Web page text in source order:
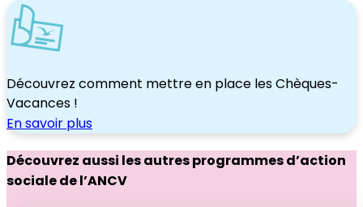
Découvrez comment mettre en place lesChèques-
Vacances !
En savoir plus
Découvrez aussi les autres programmes d’action
sociale de l’ANCV